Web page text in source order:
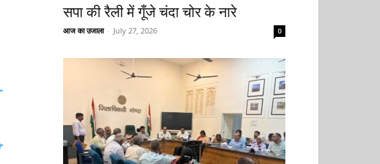
सपा की रैली में गूँजे चंदा चोर के नारे
आज का उजाला - July 27, 2026 0